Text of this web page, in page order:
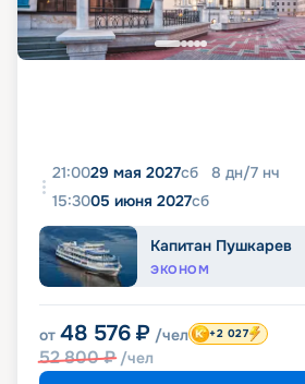
21:0029 мая 2027сб 8 дн/7 нч
15:3005 июня 2027сб
Капитан Пушкарев
ЭКОНОМ
от 48 576 ₽ /чел
52 800₽ /чел
+2 027